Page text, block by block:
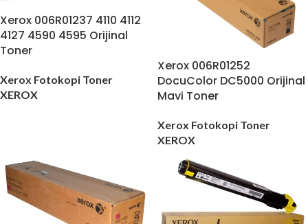
Xerox 006R01237 4110 4112
4127 4590 4595 Orijinal
Toner
Xerox Fotokopi Toner
XEROX
Xerox 006R01252
DocuColor DC5000 Orijinal
Mavi Toner
Xerox Fotokopi Toner
XEROX